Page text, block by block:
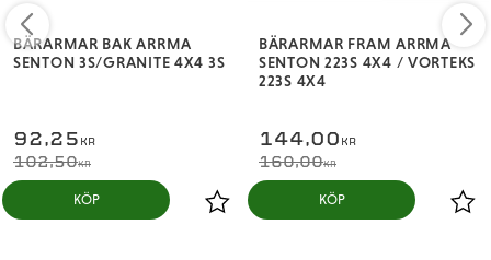
BÄRARMAR BAK ARRMA
SENTON 3S/GRANITE 4X4 3S
92,25 KR
102,50KR
KÖP
BÄRARMAR FRAM ARRMA
SENTON 223S 4X4 / VORTEKS
223S 4X4
144,00 KR
160,00KR
KÖP